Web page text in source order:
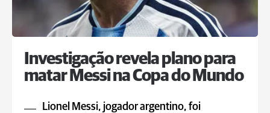
Investigação revela plano para
matar Messi na Copa do Mundo
Lionel Messi, jogador argentino, foi